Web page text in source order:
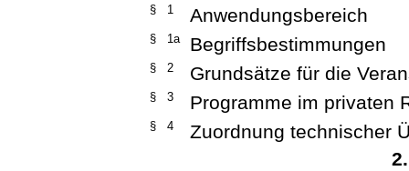
§ 1 Anwendungsbereich
§ 1a Begriffsbestimmungen
§ 2 Grundsätze für die
§ 3 Programme im privaten
§ 4
Zuordnung technischer